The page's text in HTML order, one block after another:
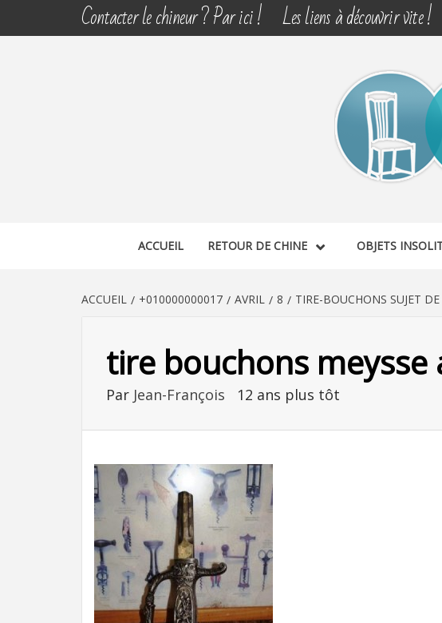
Contacter le chineur ? Par ici ! Les liens à découvrir vite !
CHINE &
ACCUEIL RETOUR DE CHINE OBJETS
ACCUEIL +010000000017 AVRIL 8 TIRE-BOUCHONS SUJET
tire bouchons meysse
Par Jean-François 12 ans plus tôt